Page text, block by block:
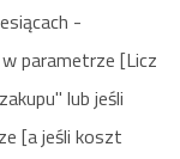
-
parametrze [Licz
lub jeśli
[a jeśli koszt